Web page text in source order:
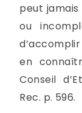
peut
ou
en
Conseil
Rec. p. 596.